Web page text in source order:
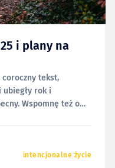
i plany na
coroczny tekst,
ubiegły rok i
Wspomnę też o
intencjonalne życie